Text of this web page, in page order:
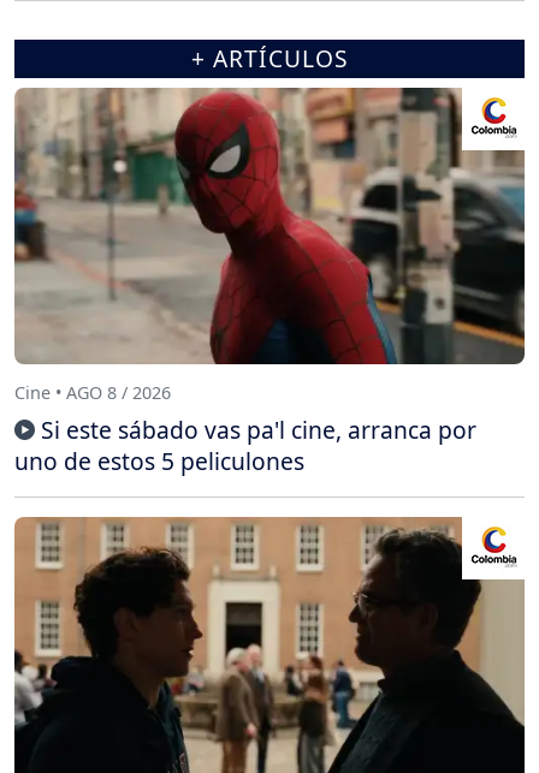
+ ARTÍCULOS
Cine • AGO 8 / 2026
Si este sábado vas pa'l cine, arranca por
uno de estos 5 peliculones